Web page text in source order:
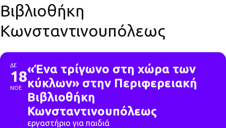
Βιβλιοθήκη
Κωνσταντινουπόλεως
ΔΕ
18
ΝΟΕ
«Ένα τρίγωνο στη χώρα των
κύκλων» στην Περιφερειακή
Βιβλιοθήκη
Κωνσταντινουπόλεως
εργαστήριο για παιδιά